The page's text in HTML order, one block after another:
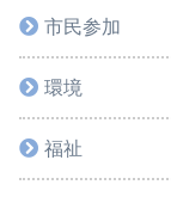
市民参加
環境
福祉